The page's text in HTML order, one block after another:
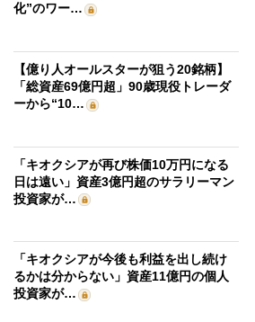
化”のワー…
【億り人オールスターが狙う20銘柄】
「総資産69億円超」90歳現役トレーダ
ーから“10…
「キオクシアが再び株価10万円になる
日は遠い」資産3億円超のサラリーマン
投資家が…
「キオクシアが今後も利益を出し続け
るかは分からない」資産11億円の個人
投資家が…